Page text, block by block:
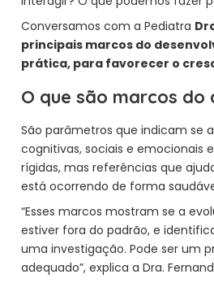
Conversamos com a Pediatra
principais marcos do
prática, para favorecer o
O que são marcos
São parâmetros que indicam se
cognitivas, sociais e emocionais
rígidas, mas referências que
está ocorrendo de forma
“Esses marcos mostram se a
estiver fora do padrão, e
uma investigação. Pode ser um
adequado”, explica a Dra.